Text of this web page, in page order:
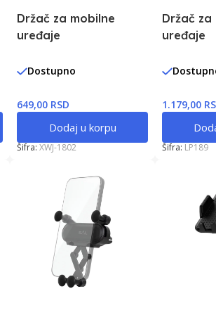
Držač za mobilne
uređaje
Dostupno
649,00 RSD
Dodaj u korpu
Šifra:XWJ-1802
Držač za
uređaje
1.179,00
Šifra: LP189